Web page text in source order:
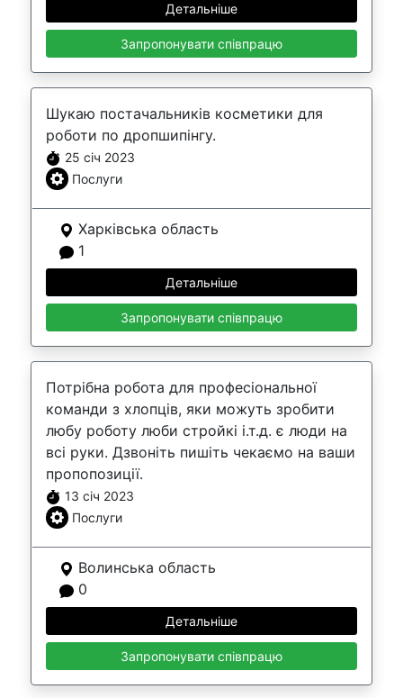
Детальніше
Запропонувати співпрацю
Шукаю постачальників косметики для
роботи по дропшипінгу.
25 січ 2023
Послуги
Харківська область
1
Детальніше
Запропонувати співпрацю
Потрібна робота для професіональної
команди з хлопців, яки можуть зробити
любу роботу люби стройкі і.т.д. є люди на
всі руки. Дзвоніть пишіть чекаємо на ваши
пропопозиції.
13 січ 2023
Послуги
Волинська область
0
Детальніше
Запропонувати співпрацю